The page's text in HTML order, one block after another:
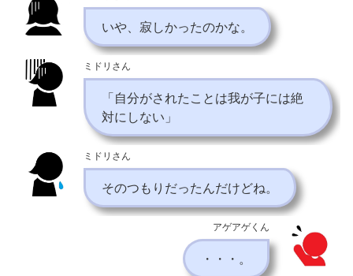
いや、寂しかったのかな。
ミドリさん
「自分がされたことは我が子には絶
対にしない」
ミドリさん
そのつもりだったんだけどね。
アゲアゲくん
・・・。